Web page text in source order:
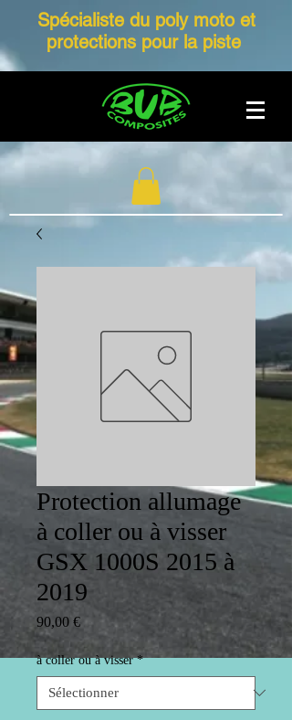
Spécialiste du poly moto et
protections pour la piste
Protection allumage
à coller ou à visser
GSX 1000S 2015 à
2019
90,00 €Prix
à coller ou à visser *